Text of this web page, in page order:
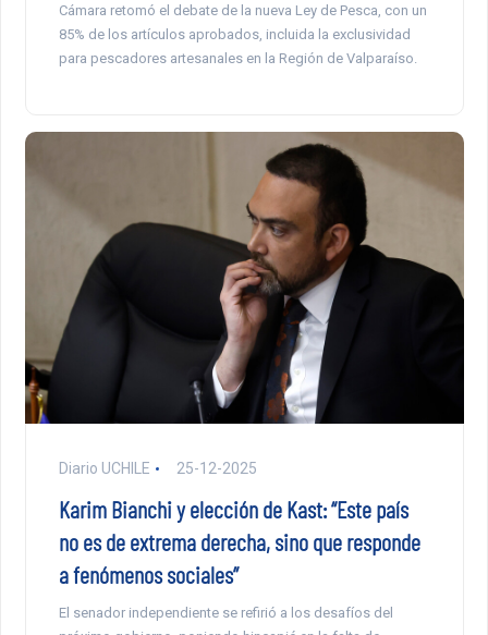
Cámara retomó el debate de la nueva Ley de Pesca, con un
85% de los artículos aprobados, incluida la exclusividad
para pescadores artesanales en la Región de Valparaíso.
Diario UCHILE 25-12-2025
Karim Bianchi y elección de Kast: “Este país
no es de extrema derecha, sino que responde
a fenómenos sociales”
El senador independiente se refirió a los desafíos del